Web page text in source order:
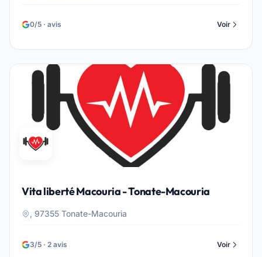
0/5 · avis Voir
Vita liberté Macouria - Tonate-Macouria
, 97355 Tonate-Macouria
3/5 · 2 avis Voir